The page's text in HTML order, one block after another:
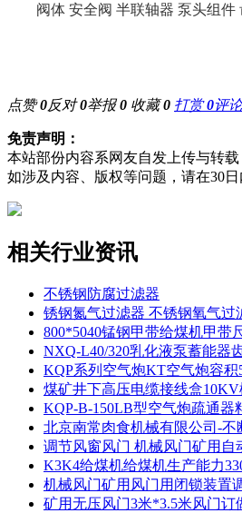
阀体 安全阀 半联轴器 泵头组件
点赞0反对0举报0 收藏0 打赏0评
免责声明：
本站部份内容系网友自发上传与转
如涉及内容、版权等问题，请在30
相关行业资讯
不锈钢防腐过滤器
锈钢氮气过滤器 不锈钢氧气过
800*5040锰钢甲带给煤机甲带
NXQ-L40/320乳化液泵蓄能器
KQP系列空气炮KT空气炮容积
煤矿井下高压电缆接线盒10KV
KQP-B-150LB型空气炮疏通器
北京南常肉食机械有限公司-不
调节风窗风门 机械风门矿用自
K3K4给煤机给煤机生产能力
机械风门矿用风门用闭锁装置
矿用无压风门3米*3.5米风门订